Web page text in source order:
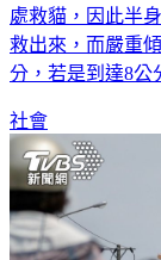
處救貓，因此半
救出來，而嚴重
分，若是到達8公
社會